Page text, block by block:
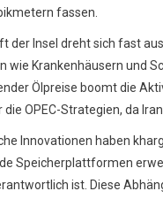
fassen.
der Insel dreht sich fast
wie Krankenhäusern und
Ölpreise boomt die
OPEC-Strategien, da
Innovationen haben
Speicherplattformen
ist. Diese